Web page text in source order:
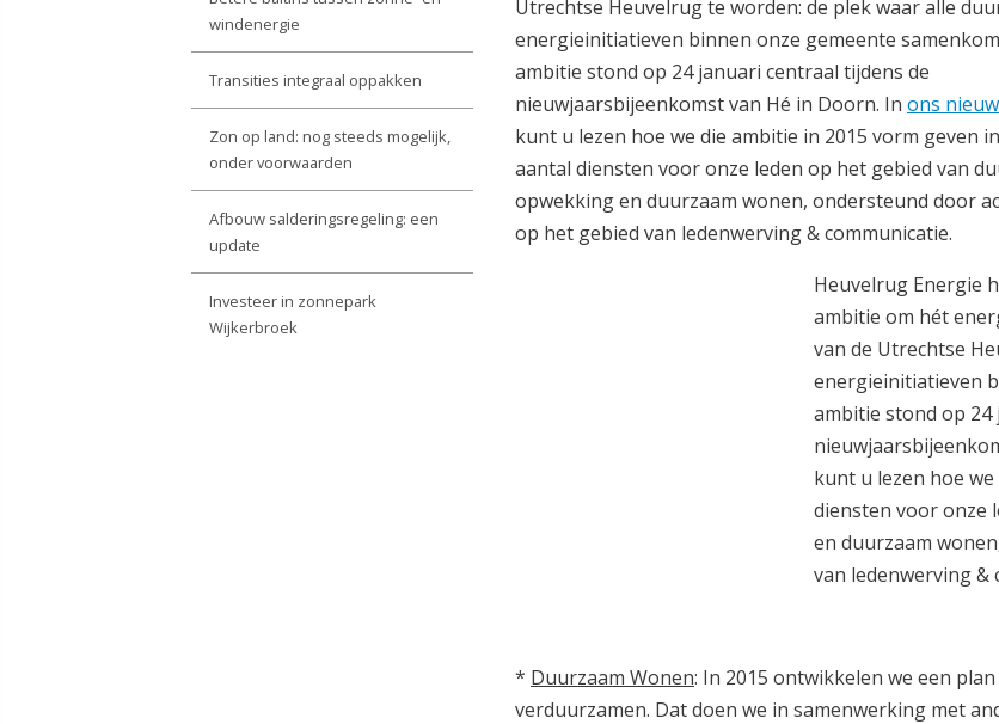
windenergie
Transities integraal oppakken
Zon op land: nog steeds mogelijk,
onder voorwaarden
Afbouw salderingsregeling: een
update
Investeer in zonnepark
Wijkerbroek
Utrechtse Heuvelrug te worden: de plek waar alle
energieinitiatieven binnen onze gemeente
ambitie stond op 24 januari centraal tijdens de
nieuwjaarsbijeenkomst van Hé in Doorn. In ons
kunt u lezen hoe we die ambitie in 2015 vorm geven
aantal diensten voor onze leden op het gebied van
opwekking en duurzaam wonen, ondersteund door
op het gebied van ledenwerving & communicatie.
Heuvelrug Energie
ambitie om hét
van de Utrechtse
energieinitiatieven
ambitie stond op
kunt u lezen hoe
diensten voor onze
en duurzaam
van ledenwerving &
* Duurzaam Wonen: In 2015 ontwikkelen we een
verduurzamen. Dat doen we in samenwerking met